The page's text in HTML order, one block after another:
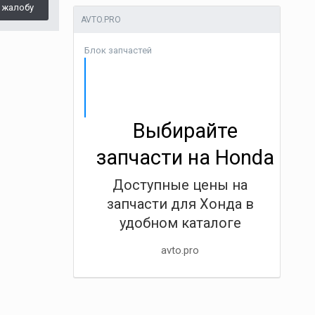
AVTO.PRO
Блок запчастей
Выбирайте
запчасти на Honda
Доступные цены на
запчасти для Хонда в
удобном каталоге
avto.pro